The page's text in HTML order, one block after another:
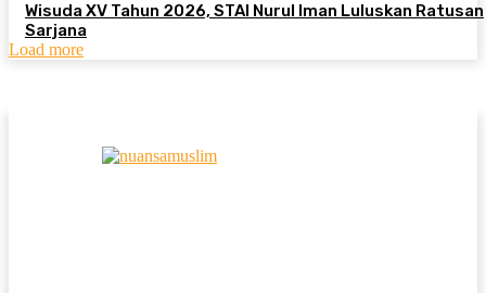
Wisuda XV Tahun 2026, STAI Nurul Iman Luluskan Ratusan
Sarjana
Load more